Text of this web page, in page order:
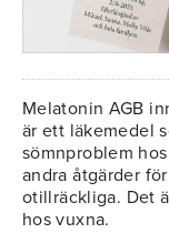
Melatonin AGB
är ett läkemedel
sömnproblem
andra åtgärder
otillräckliga. Det
hos vuxna.